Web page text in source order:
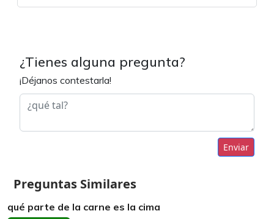
¿Tienes alguna pregunta?
¡Déjanos contestarla!
Enviar
Preguntas Similares
qué parte de la carne es la cima